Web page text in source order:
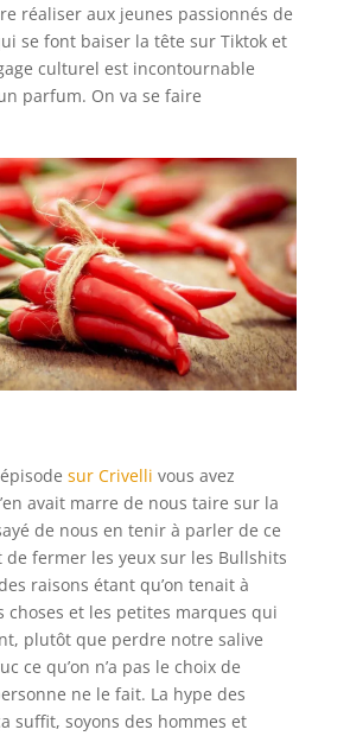
réaliser aux jeunes passionnés de
se font baiser la tête sur Tiktok et
culturel est incontournable
parfum. On va se faire
sur Crivelli vous avez
avait marre de nous taire sur la
de nous en tenir à parler de ce
fermer les yeux sur les Bullshits
raisons étant qu’on tenait à
choses et les petites marques qui
plutôt que perdre notre salive
ce qu’on n’a pas le choix de
ne le fait. La hype des
suffit, soyons des hommes et